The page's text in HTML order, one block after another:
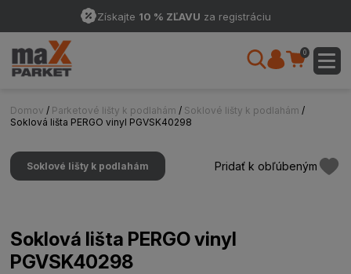
Získajte 10 % ZĽAVU za registráciu
0
Domov / Parketové lišty k podlahám / Soklové lišty k podlahám /
Soklová lišta PERGO vinyl PGVSK40298
Soklové lišty k podlahám Pridať k obľúbeným
Soklová lišta PERGO vinyl
PGVSK40298